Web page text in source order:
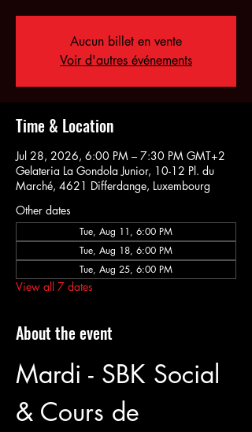
Aucun billet en vente
Voir d'autres événements
Time & Location
Jul 28, 2026, 6:00 PM – 7:30 PM GMT+2
Gelateria La Gondola Junior, 10-12 Pl. du
Marché, 4621 Differdange, Luxembourg
Other dates
Tue, Aug 11, 6:00 PM
Tue, Aug 18, 6:00 PM
Tue, Aug 25, 6:00 PM
View all 7 dates
About the event
Mardi - SBK Social
& Cours de